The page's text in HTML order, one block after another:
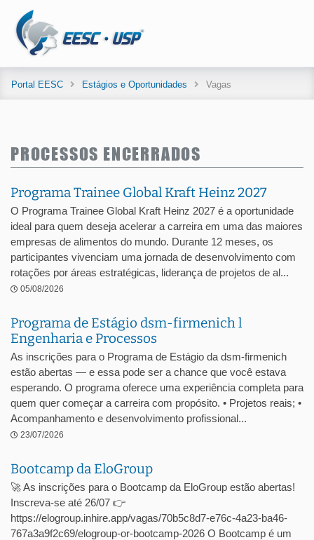
Portal EESC Estágios e Oportunidades Vagas
PROCESSOS ENCERRADOS
Programa Trainee Global Kraft Heinz 2027
O Programa Trainee Global Kraft Heinz 2027 é a oportunidade
ideal para quem deseja acelerar a carreira em uma das maiores
empresas de alimentos do mundo. Durante 12 meses, os
participantes vivenciam uma jornada de desenvolvimento com
rotações por áreas estratégicas, liderança de projetos de al...
05/08/2026
Programa de Estágio dsm-firmenich l
Engenharia e Processos
As inscrições para o Programa de Estágio da dsm-firmenich
estão abertas — e essa pode ser a chance que você estava
esperando. O programa oferece uma experiência completa para
quem quer começar a carreira com propósito. • Projetos reais; •
Acompanhamento e desenvolvimento profissional...
23/07/2026
Bootcamp da EloGroup
🚀 As inscrições para o Bootcamp da EloGroup estão abertas!
Inscreva-se até 26/07 👉
https://elogroup.inhire.app/vagas/70b5c8d7-e76c-4a23-ba46-
767a3a9f2c69/elogroup-or-bootcamp-2026 O Bootcamp é um